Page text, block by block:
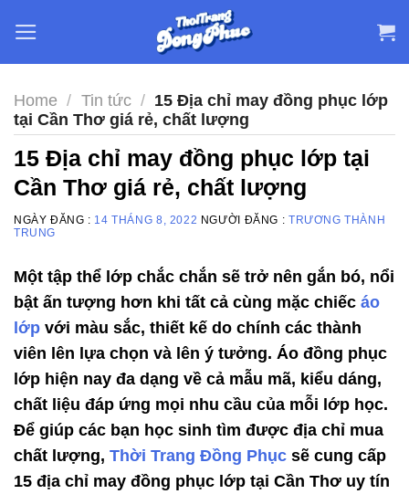
content
Home / Tin tức / 15 Địa chỉ may đồng phục lớp
tại Cần Thơ giá rẻ, chất lượng
15 Địa chỉ may đồng phục lớp tại
Cần Thơ giá rẻ, chất lượng
NGÀY ĐĂNG : 14 THÁNG 8, 2022 NGƯỜI ĐĂNG : TRƯƠNG THÀNH
TRUNG
Một tập thể lớp chắc chắn sẽ trở nên gắn bó, nổi
bật ấn tượng hơn khi tất cả cùng mặc chiếc áo
lớp với màu sắc, thiết kế do chính các thành
viên lên lựa chọn và lên ý tưởng. Áo đồng phục
lớp hiện nay đa dạng về cả mẫu mã, kiểu dáng,
chất liệu đáp ứng mọi nhu cầu của mỗi lớp học.
Để giúp các bạn học sinh tìm được địa chỉ mua
chất lượng, Thời Trang Đồng Phục sẽ cung cấp
15 địa chỉ may đồng phục lớp tại Cần Thơ uy tín